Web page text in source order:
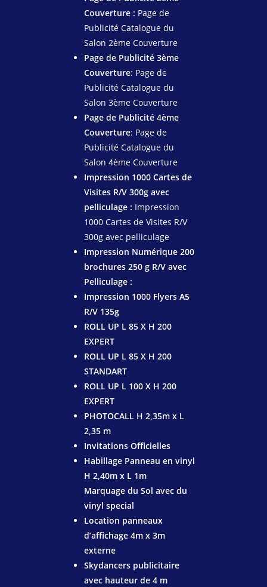
Couverture : Page de
Publicité Catalogue du
Salon 2ème Couverture
Page de Publicité 3ème
Couverture: Page de
Publicité Catalogue du
Salon 3ème Couverture
Page de Publicité 4ème
Couverture: Page de
Publicité Catalogue du
Salon 4ème Couverture
Impression 1000 Cartes de
Visites R/V 300g avec
pelliculage : Impression
1000 Cartes de Visites R/V
300g avec pelliculage
Impression Numérique 200
brochures 250 g R/V avec
Pelliculage :
Impression 1000 Flyers A5
R/V 135g
ROLL UP L 85 X H 200
EXPERT
ROLL UP L 85 X H 200
STANDART
ROLL UP L 100 X H 200
EXPERT
PHOTOCALL H 2,35m x L
2,35 m
Invitations Officielles
Habillage Panneau en vinyl
H 2,40m x L 1m
Marquage du Sol avec du
vinyl special
Location panneaux
d’affichage 4m x 3m
externe
Skydancers publicitaire
avec hauteur de 4 m